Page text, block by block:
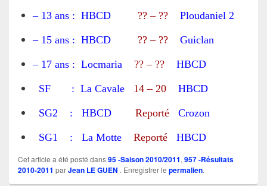
– 13 ans : HBCD ?? – ?? Ploudaniel 2
– 15 ans : HBCD ?? – ?? Guiclan
– 17 ans : Locmaria ?? – ?? HBCD
SF : La Cavale 14 – 20 HBCD
SG2 : HBCD Reporté Crozon
SG1 : La Motte Reporté HBCD
Cet article a été posté dans95 -Saison 2010/2011, 957 -Résultats
2010-2011 parJean LE GUEN . Enregistrer le permalien.